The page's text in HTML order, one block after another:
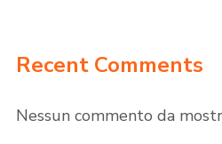
Recent Comments
Nessun commento da